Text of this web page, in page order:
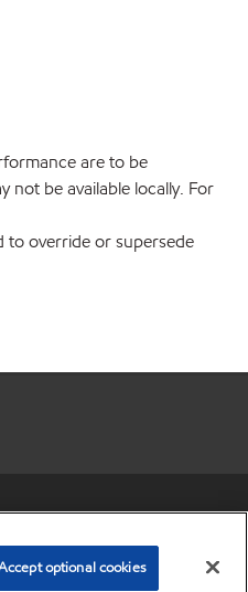
are to be
be available locally. For
to override or supersede
Corporation. All Rights Reserved.
optional cookies